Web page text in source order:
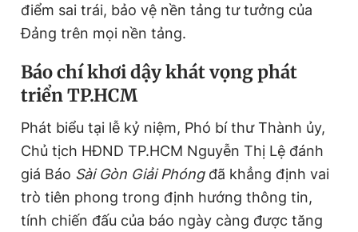
điểm sai trái, bảo vệ nền tảng tư tưởng của
Đảng trên mọi nền tảng.
Báo chí khơi dậy khát vọng phát
triển TP.HCM
Phát biểu tại lễ kỷ niệm, Phó bí thư Thành ủy,
Chủ tịch HĐND TP.HCM Nguyễn Thị Lệ đánh
giá Báo Sài Gòn Giải Phóngđã khẳng định vai
trò tiên phong trong định hướng thông tin,
tính chiến đấu của báo ngày càng được tăng